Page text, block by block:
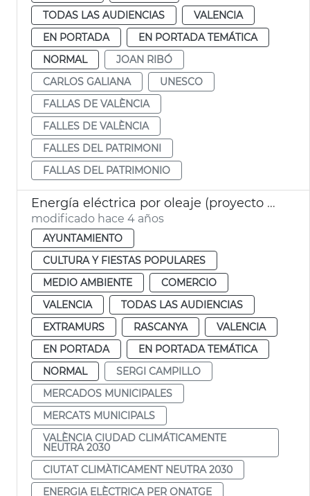
TODAS LAS AUDIENCIAS
VALENCIA
EN PORTADA
EN PORTADA TEMÁTICA
NORMAL
JOAN RIBÓ
CARLOS GALIANA
UNESCO
FALLAS DE VALÈNCIA
FALLES DE VALÈNCIA
FALLES DEL PATRIMONI
FALLAS DEL PATRIMONIO
Energía eléctrica por oleaje (proyecto WEC)
modificado hace 4 años
AYUNTAMIENTO
CULTURA Y FIESTAS POPULARES
MEDIO AMBIENTE
COMERCIO
VALENCIA
TODAS LAS AUDIENCIAS
EXTRAMURS
RASCANYA
VALENCIA
EN PORTADA
EN PORTADA TEMÁTICA
NORMAL
SERGI CAMPILLO
MERCADOS MUNICIPALES
MERCATS MUNICIPALS
VALÈNCIA CIUDAD CLIMÁTICAMENTE
NEUTRA 2030
CIUTAT CLIMÀTICAMENT NEUTRA 2030
ENERGIA ELÈCTRICA PER ONATGE